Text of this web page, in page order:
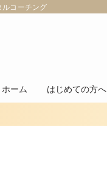
コーチング
ホーム はじめての方へ